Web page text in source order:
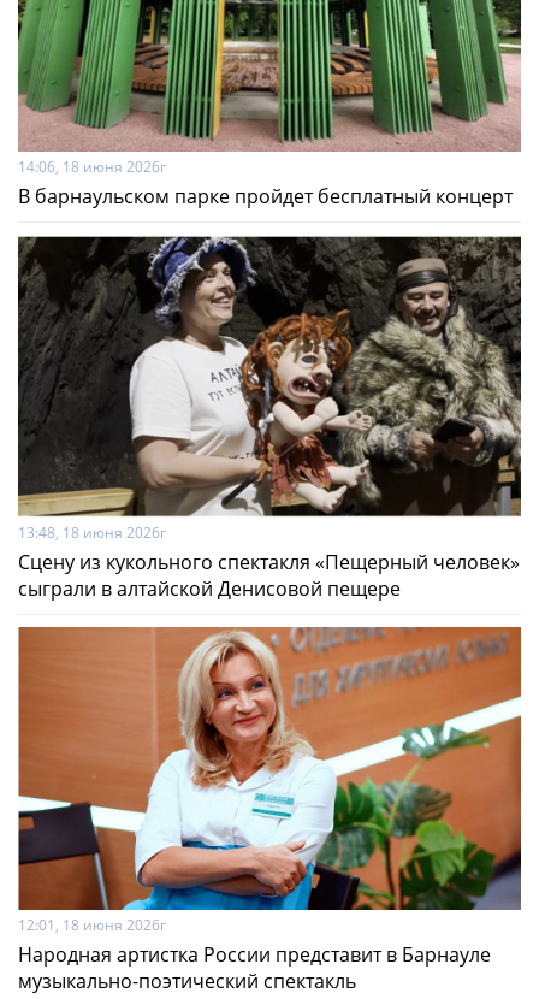
14:06, 18 июня 2026г
В барнаульском парке пройдет бесплатный концерт
13:48, 18 июня 2026г
Сцену из кукольного спектакля «Пещерный человек»
сыграли в алтайской Денисовой пещере
12:01, 18 июня 2026г
Народная артистка России представит в Барнауле
музыкально-поэтический спектакль